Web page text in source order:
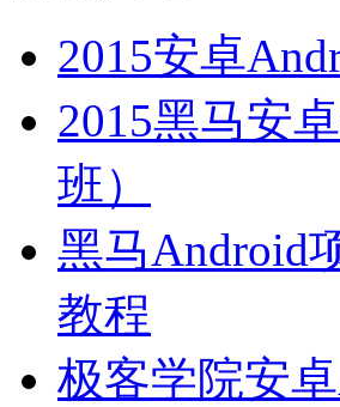
2015安卓
2015黑马安
班）
黑马Android
教程
极客学院安